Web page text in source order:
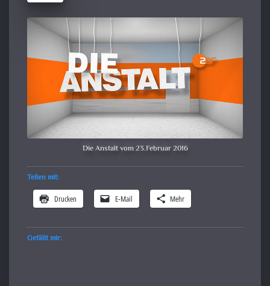
Die Anstalt vom 23.Februar 2016
Teilen mit:
Drucken E-Mail Mehr
Gefällt mir: